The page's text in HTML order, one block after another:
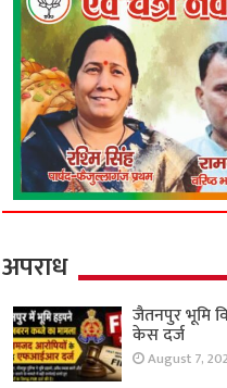
अपराध
जैतनपुर भूमि
केस दर्ज
August 7,